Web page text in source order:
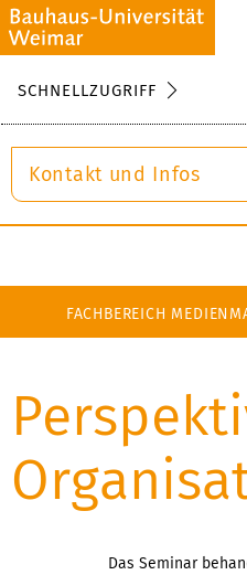
SCHNELLZUGRIFF
Kontakt und Infos
FACHBEREICH
Das Seminar